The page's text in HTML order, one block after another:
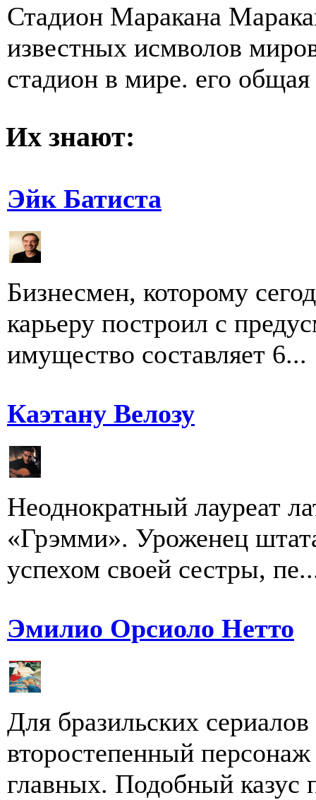
Стадион Маракана
известных исмволов
стадион в мире. его
Их знают:
Эйк Батиста
Бизнесмен, которому
карьеру построил с
имущество составляет 6...
Каэтану Велозу
Неоднократный лауреат
«Грэмми». Уроженец
успехом своей сестры,
Эмилио Орсиоло Нетто
Для бразильских
второстепенный
главных. Подобный